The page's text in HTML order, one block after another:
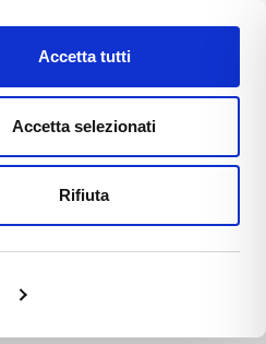
Accetta tutti
Accetta selezionati
Rifiuta
FAST NEWS